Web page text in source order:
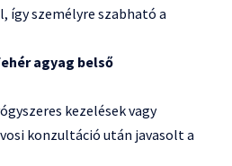
így személyre szabható a
agyag belső
kezelések vagy
konzultáció után javasolt a